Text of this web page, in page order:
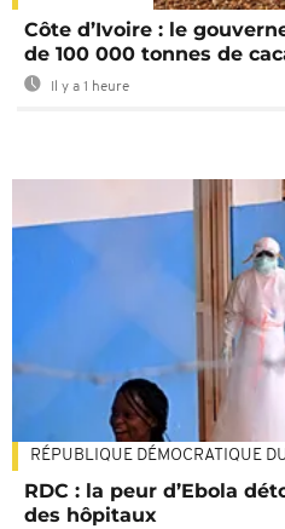
Côte d’Ivoire : le
de 100 000 tonnes de
Il y a 1 heure
RÉPUBLIQUE DÉMOCRATIQUE
RDC : la peur d’Ebola
des hôpitaux